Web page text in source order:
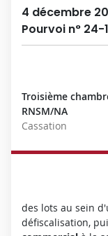
4 décembre
Pourvoi n° 24-
Troisième
RNSM/NA
Cassation
des lots au sein
défiscalisation,